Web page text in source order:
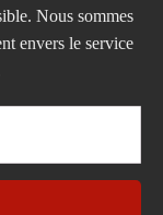
Nous sommes
envers le service